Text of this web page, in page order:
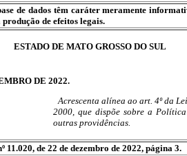
de dados têm caráter meramente
de efeitos legais.
ESTADO DE MATO GROSSO DO SUL
DE 2022.
Acrescenta alínea ao art. 4º da
2000, que dispõe sobre a
outras providências.
de 22 de dezembro de 2022, página 3.